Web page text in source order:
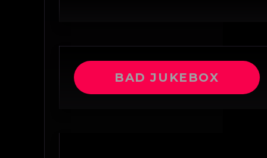
BAD JUKEBOX